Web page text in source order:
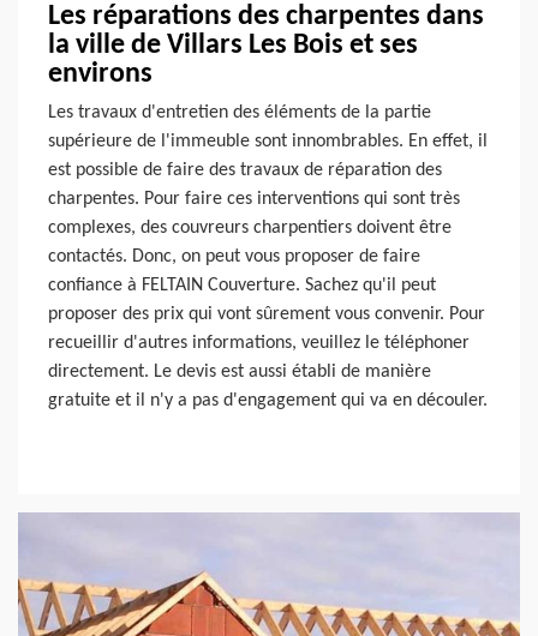
Les réparations des charpentes dans
la ville de Villars Les Bois et ses
environs
Les travaux d'entretien des éléments de la partie
supérieure de l'immeuble sont innombrables. En effet, il
est possible de faire des travaux de réparation des
charpentes. Pour faire ces interventions qui sont très
complexes, des couvreurs charpentiers doivent être
contactés. Donc, on peut vous proposer de faire
confiance à FELTAIN Couverture. Sachez qu'il peut
proposer des prix qui vont sûrement vous convenir. Pour
recueillir d'autres informations, veuillez le téléphoner
directement. Le devis est aussi établi de manière
gratuite et il n'y a pas d'engagement qui va en découler.